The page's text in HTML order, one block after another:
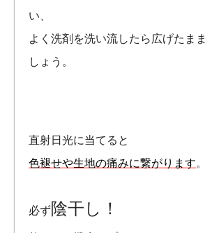
い、
よく洗剤を洗い流したら広げたまま
しょう。
直射日光に当てると
色褪せや生地の痛みに繋がります。
必ず陰干し！